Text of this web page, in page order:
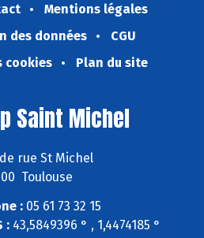
Mentions légales
des données
CGU
cookies
Plan du site
Saint Michel
rue St Michel
Toulouse
: 05 61 73 32 15
:43,5849396 ° , 1,4474185 °